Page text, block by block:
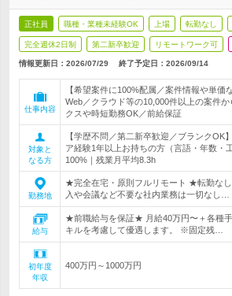
正社員 職種・業種未経験OK 上場 転勤なし
完全週休2日制 第二新卒歓迎 リモートワーク可
情報更新日：2026/07/29 終了予定日：2026/09/14
仕事内容
【希望案件に100%配属／案件情報や単価
Web／クラウド等の10,000件以上の案件
クスや時短勤務OK／前給保証
対象と
なる方
【学歴不問／第二新卒歓迎／ブランクOK
ア経験1年以上お持ちの方（言語・年数
100%｜残業月平均8.3h
勤務地
★完全在宅・原則フルリモート ★転勤な
入や会議など不要な社内業務は一切なし…
給与
★前職給与を保証★ 月給40万円〜＋各種
キルを考慮して優遇します。 ※固定残…
初年度
年収
400万円～1000万円